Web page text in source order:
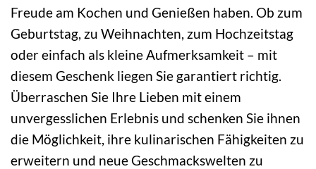
Freude am Kochen und Genießen haben. Ob zum
Geburtstag, zu Weihnachten, zum Hochzeitstag
oder einfach als kleine Aufmerksamkeit – mit
diesem Geschenk liegen Sie garantiert richtig.
Überraschen Sie Ihre Lieben mit einem
unvergesslichen Erlebnis und schenken Sie ihnen
die Möglichkeit, ihre kulinarischen Fähigkeiten zu
erweitern und neue Geschmackswelten zu